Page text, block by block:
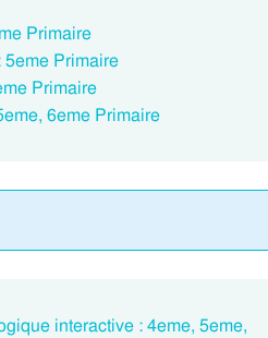
Primaire
5eme Primaire
Primaire
6eme Primaire
interactive : 4eme, 5eme,